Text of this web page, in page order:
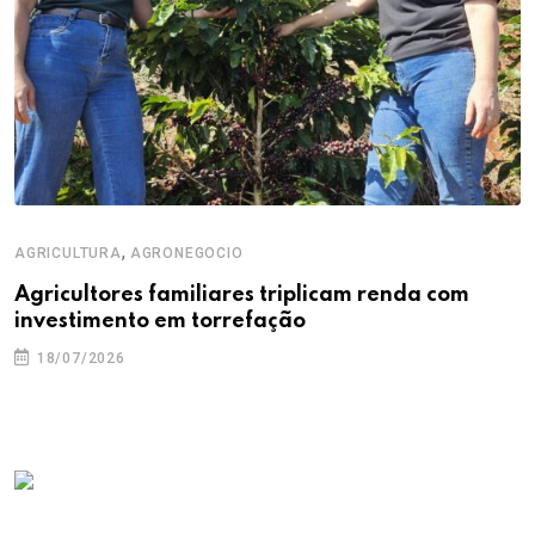
AGRICULTURA, AGRONEGOCIO
Agricultores familiares triplicam renda com
investimento em torrefação
18/07/2026